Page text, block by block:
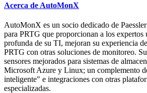
Acerca de AutoMonX
AutoMonX es un socio dedicado de
para PRTG que proporcionan a los expertos
profunda de su TI, mejoran su experiencia
PRTG con otras soluciones de monitoreo.
sensores mejorados para sistemas de
Microsoft Azure y Linux; un complemento
inteligente" e integraciones con otras
especializadas.